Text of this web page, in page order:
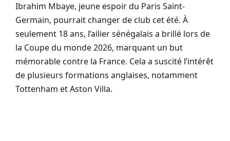
Ibrahim Mbaye, jeune espoir du Paris Saint-
Germain, pourrait changer de club cet été. À
seulement 18 ans, l’ailier sénégalais a brillé lors de
la Coupe du monde 2026, marquant un but
mémorable contre la France. Cela a suscité l’intérêt
de plusieurs formations anglaises, notamment
Tottenham et Aston Villa.